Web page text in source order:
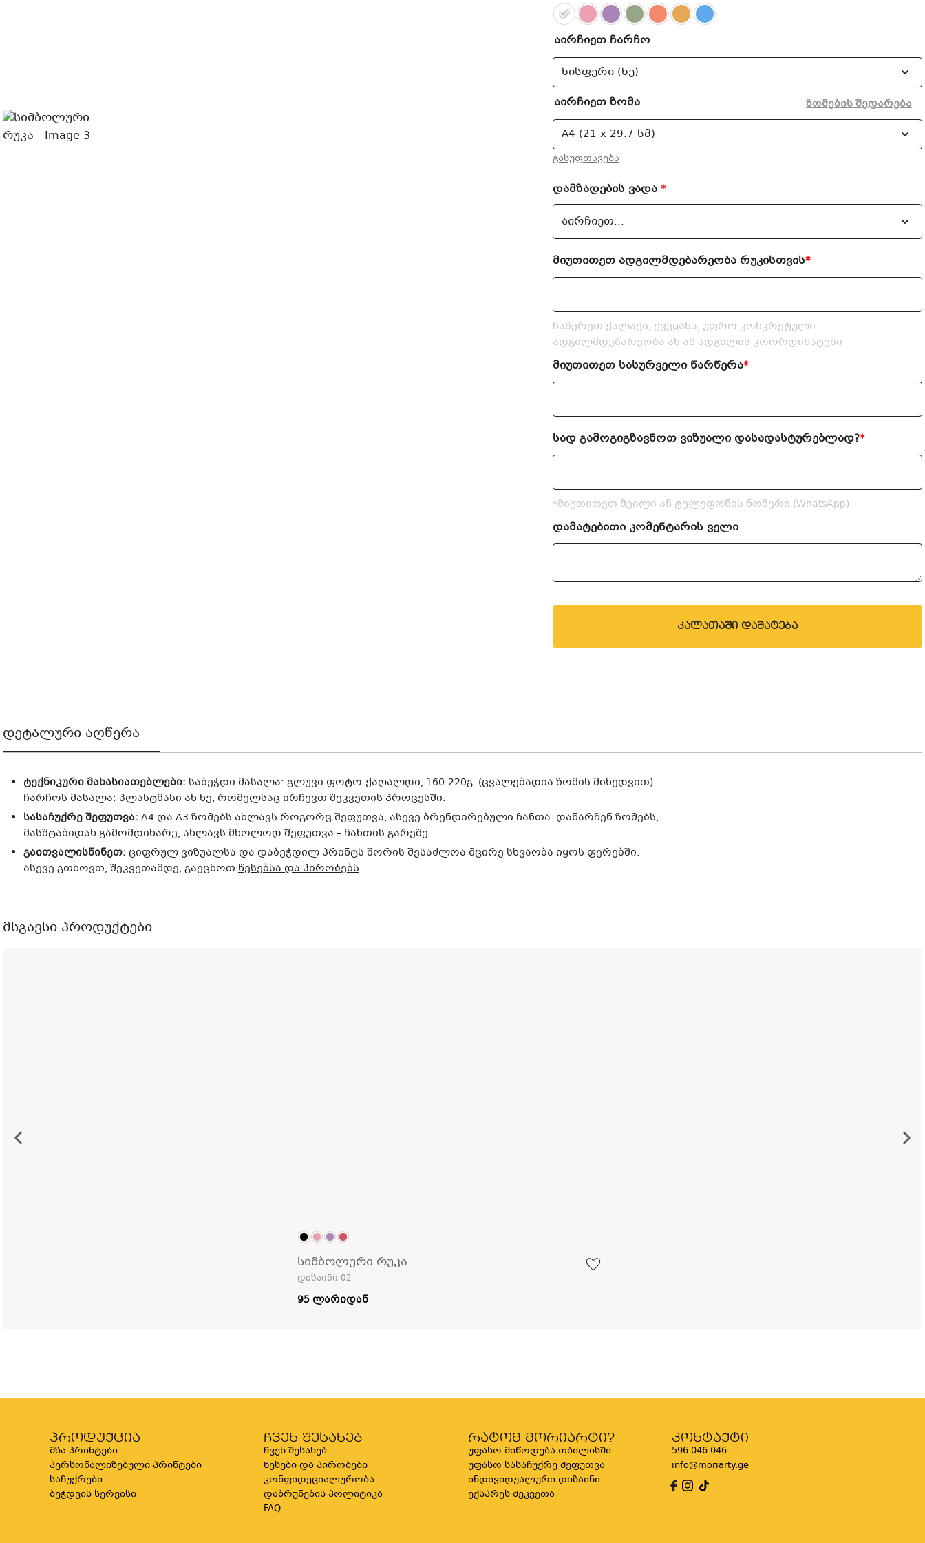
აირჩიეთ ჩარჩო
აირჩიეთ ზომა ზომების შედარება
გასუფთავება
დამზადების ვადა *
მიუთითეთ ადგილმდებარეობა რუკისთვის*
ჩაწერეთ ქალაქი, ქვეყანა, უფრო კონკრეტული
ადგილმდებარეობა ან ამ ადგილის კოორდინატები
მიუთითეთ სასურველი წარწერა*
სად გამოგიგზავნოთ ვიზუალი დასადასტურებლად?*
*მიუთითეთ მეილი ან ტელეფონის ნომერი (WhatsApp)
დამატებითი კომენტარის ველი
კალათაში დამატება
დეტალური აღწერა
ტექნიკური მახასიათებლები: საბეჭდი მასალა: გლუვი ფოტო-ქაღალდი, 160-220გ. (ცვალებადია ზომის მიხედვით).
ჩარჩოს მასალა: პლასტმასი ან ხე, რომელსაც ირჩევთ შეკვეთის პროცესში.
სასაჩუქრე შეფუთვა: A4 და A3 ზომებს ახლავს როგორც შეფუთვა, ასევე ბრენდირებული ჩანთა. დანარჩენ ზომებს,
მასშტაბიდან გამომდინარე, ახლავს მხოლოდ შეფუთვა – ჩანთის გარეშე.
გაითვალისწინეთ: ციფრულ ვიზუალსა და დაბეჭდილ პრინტს შორის შესაძლოა მცირე სხვაობა იყოს ფერებში.
ასევე გთხოვთ, შეკვეთამდე, გაეცნოთ წესებსა და პირობებს.
მსგავსი პროდუქტები
სიმბოლური რუკა
დიზაინი 02
95 ლარიდან
პროდუქცია
მზა პრინტები
პერსონალიზებული პრინტები
საჩუქრები
ბეჭდვის სერვისი
ჩვენ შესახებ
ჩვენ შესახებ
წესები და პირობები
კონფიდეციალურობა
დაბრუნების პოლიტიკა
FAQ
რატომ მორიარტი?
უფასო მიწოდება თბილისში
უფასო სასაჩუქრე შეფუთვა
ინდივიდუალური დიზაინი
ექსპრეს შეკვეთა
კონტაქტი
596 046 046
info@moriarty.ge